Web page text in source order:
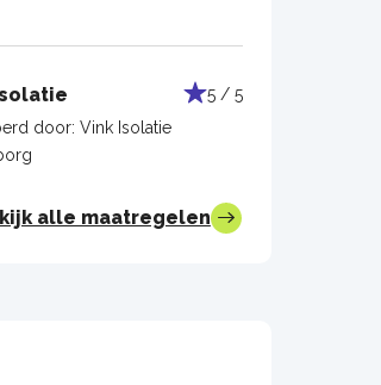
5 / 5
door: Vink Isolatie
alle maatregelen